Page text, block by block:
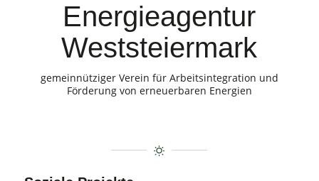
Energieagentur
Weststeiermark
gemeinnütziger Verein für Arbeitsintegration und
Förderung von erneuerbaren Energien